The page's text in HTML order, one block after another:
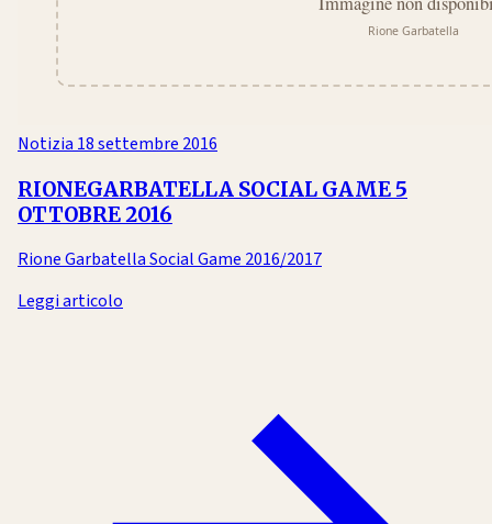
Notizia 18 settembre 2016
RIONEGARBATELLA SOCIAL GAME 5
OTTOBRE 2016
Rione Garbatella Social Game 2016/2017
Leggi articolo